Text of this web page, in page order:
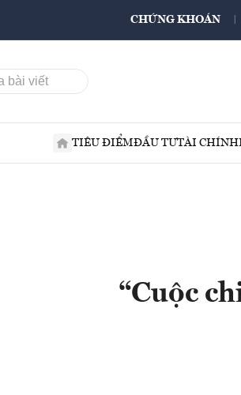
CHỨNG KHOÁN
TIÊU ĐIỂMĐẦU TƯTÀI CHÍNH
“Cuộc